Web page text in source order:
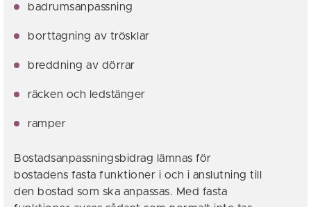
badrumsanpassning
borttagning av trösklar
breddning av dörrar
räcken och ledstänger
ramper
Bostadsanpassningsbidrag lämnas för
bostadens fasta funktioner i och i anslutning till
den bostad som ska anpassas. Med fasta